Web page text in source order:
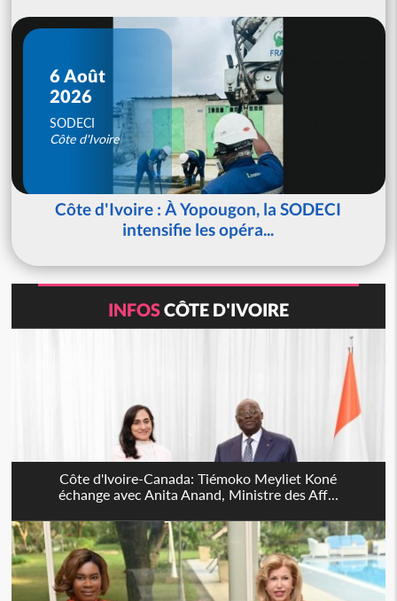
6 Août
2026
SODECI
Côte d'Ivoire
Côte d'Ivoire : À Yopougon, la SODECI
intensifie les opéra...
INFOSCÔTE D'IVOIRE
Côte d'Ivoire-Canada: Tiémoko Meyliet Koné
échange avec Anita Anand, Ministre des Aff...